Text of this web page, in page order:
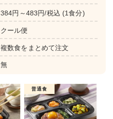
384円～483円/税込 (1食分)
クール便
複数食をまとめて注文
無
普通食